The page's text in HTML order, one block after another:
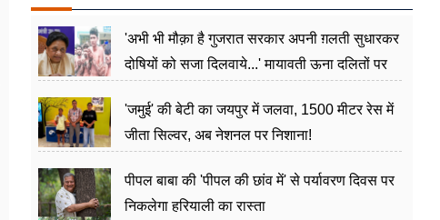
'अभी भी मौक़ा है गुजरात सरकार अपनी ग़लती सुधारकर
दोषियों को सजा दिलवाये...' मायावती ऊना दलितों पर
'जमुई' की बेटी का जयपुर में जलवा, 1500 मीटर रेस में
जीता सिल्वर, अब नेशनल पर निशाना!
पीपल बाबा की 'पीपल की छांव में' से पर्यावरण दिवस पर
निकलेगा हरियाली का रास्ता